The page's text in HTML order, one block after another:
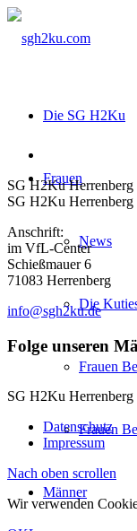
Die SG H2Ku
Frauen
News
Die
Frauen
Frauen
Männer
SG H2Ku
SG H2Ku
Anschrift:
im VfL-Center
Schießmauer 6
71083 Herrenberg
info@sgh2ku.de
Folge unseren
SG H2Ku
Datenschutz
Impressum
Nach oben scrollen
Wir verwenden